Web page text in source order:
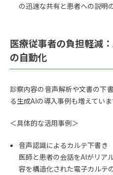
の迅速な共有と患者への説明
医療従事者の負担軽減
の自動化
診察内容の音声解析や文書の下
る生成AIの導入事例も増えていま
＜具体的な活用事例＞
音声認識によるカルテ下書き
医師と患者の会話をAIがリア
容を構造化された電子カルテ